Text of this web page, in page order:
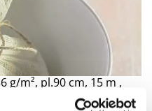
g/m², pl.90 cm, 15 m ,